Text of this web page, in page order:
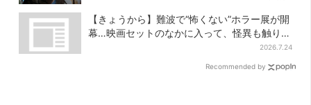
【きょうから】難波で“怖くない”ホラー展が開
幕…映画セットのなかに入って、怪異も触り放
2026.7.24
Recommended by